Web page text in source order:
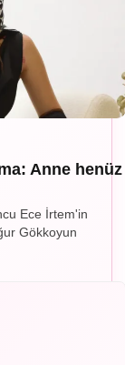
Anne henüz
Ece İrtem'in
Gökkoyun